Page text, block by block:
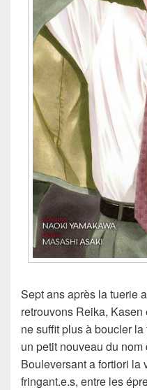
Sept ans après la tuerie
retrouvons Reika,
ne suffit plus à boucler
un petit nouveau du nom
Bouleversant a fortiori la
fringant.e.s, entre les